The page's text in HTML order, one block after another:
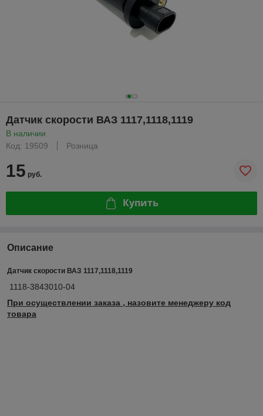
Датчик скорости ВАЗ 1117,1118,1119
В наличии
Код: 19509
Розница
15 руб.
Купить
Описание
Датчик скорости ВАЗ 1117,1118,1119
1118-3843010-04
При осуществлении заказа , назовите менеджеру код
товара